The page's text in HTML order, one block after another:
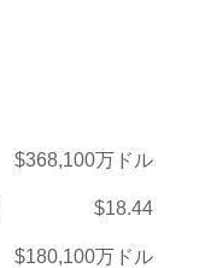
$368,100万ドル
$18.44
$180,100万ドル